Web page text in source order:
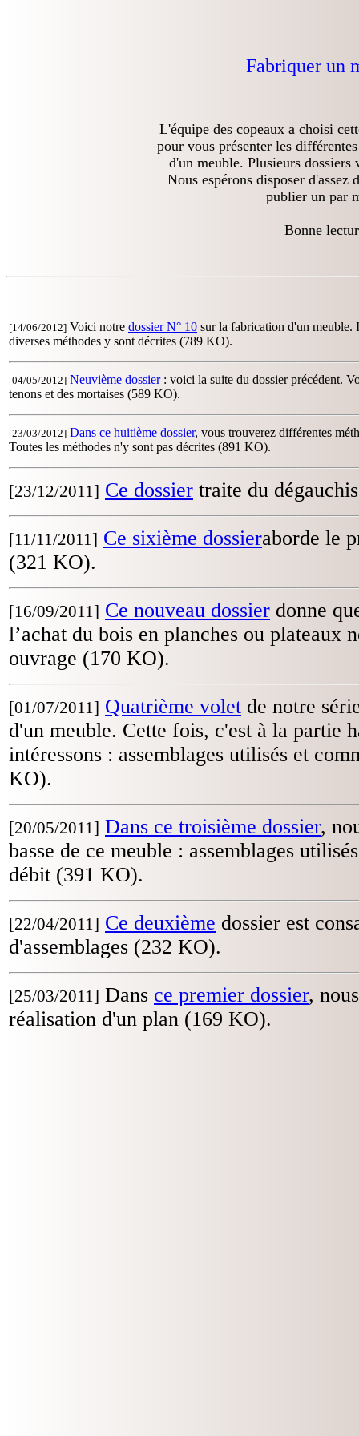
Fabriquer un
L'équipe des copeaux a choisi
pour vous présenter les
d'un meuble. Plusieurs dossiers
Nous espérons disposer d'assez
publier un par
Bonne
[14/06/2012] Voici notre dossier N° 10 sur la fabrication d'un meuble.
diverses méthodes y sont décrites (789 KO).
[04/05/2012] Neuvième dossier: voici la suite du dossier précédent.
tenons et des mortaises (589 KO).
[23/03/2012] Dans ce huitième dossier, vous trouverez différentes
Toutes les méthodes n'y sont pas décrites (891 KO).
[23/12/2011] Ce dossier traite du
[11/11/2011] Ce sixième dossieraborde le
(321 KO).
[16/09/2011] Ce nouveau dossier donne
l’achat du bois en planches ou plateaux
ouvrage (170 KO).
[01/07/2011] Quatrième volet de notre
d'un meuble. Cette fois, c'est à la partie
intéressons : assemblages utilisés et
KO).
[20/05/2011] Dans ce troisième dossier,
basse de ce meuble : assemblages
débit (391 KO).
[22/04/2011] Ce deuxième dossier est
d'assemblages (232 KO).
[25/03/2011] Dans ce premier dossier,
réalisation d'un plan (169 KO).